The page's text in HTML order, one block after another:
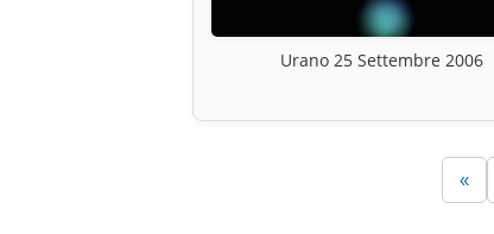
Urano 25 Settembre 2006
«